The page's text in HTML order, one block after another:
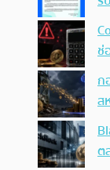
ช่
ก
ส
ต